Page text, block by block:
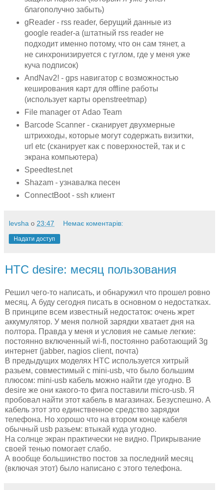
благополучно забыть)
gReader - rss reader, берущий данные из
google reader-а (штатный rss reader не
подходит именно потому, что он сам тянет, а
не синхронизируется с гуглом, где у меня уже
куча подписок)
AndNav2! - gps навигатор с возможностью
кеширования карт для offline работы
(использует карты openstreetmap)
File manager от Adao Team
Barcode Scanner - сканирует двухмерные
штрихкоды, которые могут содержать визитки,
url etc (сканирует как с поверхностей, так и с
экрана компьютера)
Speedtest.net
Shazam - узнавалка песен
ConnectBoot - ssh клиент
levsha о 23:47 Немає коментарів:
Надати доступ
HTC desire: месяц пользования
Решил чего-то написать, и обнаружил что прошел ровно
месяц. А буду сегодня писать в основном о недостатках.
В принципе всем известный недостаток: очень жрет
аккумулятор. У меня полной зарядки хватает дня на
полтора. Правда у меня и условия не самые легкие:
постоянно включенный wi-fi, постоянно работающий 3g
интернет (jabber, nagios client, почта)
В предыдущих моделях HTC используется хитрый
разьем, совместимый с mini-usb, что было большим
плюсом: mini-usb кабель можно найти где угодно. В
desire же они какого-то фига поставили micro-usb. Я
пробовал найти этот кабель в магазинах. Безуспешно. А
кабель этот это единственное средство зарядки
телефона. Но хорошо что на втором конце кабеля
обычный usb разьем: втыкай куда угодно.
На солнце экран практически не видно. Прикрывание
своей тенью помогает слабо.
А вообще большинство постов за последний месяц
(включая этот) было написано с этого телефона.